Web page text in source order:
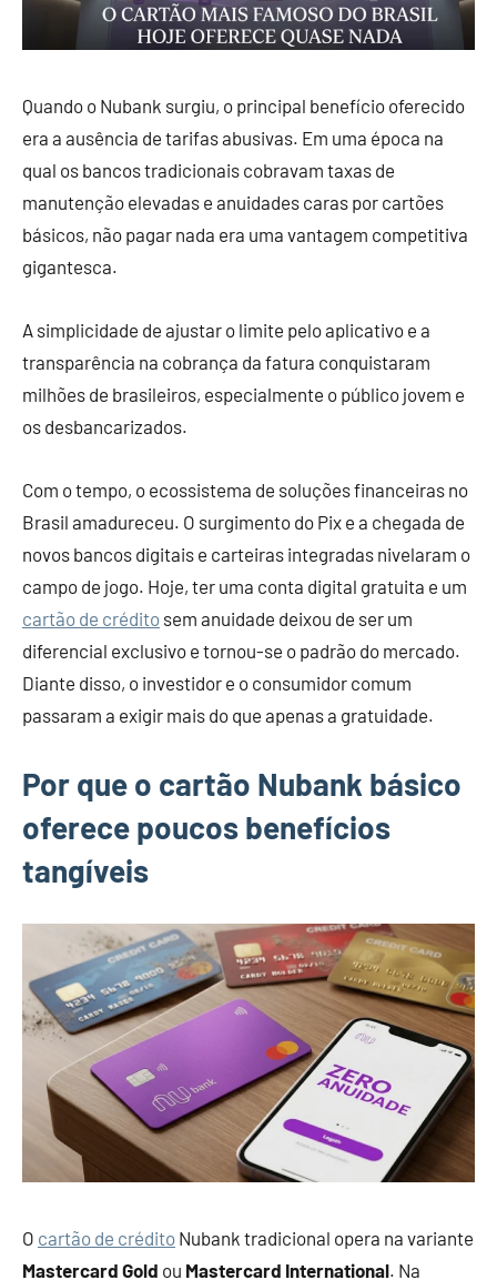
Quando o Nubank surgiu, o principal benefício oferecido
era a ausência de tarifas abusivas. Em uma época na
qual os bancos tradicionais cobravam taxas de
manutenção elevadas e anuidades caras por cartões
básicos, não pagar nada era uma vantagem competitiva
gigantesca.
A simplicidade de ajustar o limite pelo aplicativo e a
transparência na cobrança da fatura conquistaram
milhões de brasileiros, especialmente o público jovem e
os desbancarizados.
Com o tempo, o ecossistema de soluções financeiras no
Brasil amadureceu. O surgimento do Pix e a chegada de
novos bancos digitais e carteiras integradas nivelaram o
campo de jogo. Hoje, ter uma conta digital gratuita e um
cartão de crédito sem anuidade deixou de ser um
diferencial exclusivo e tornou-se o padrão do mercado.
Diante disso, o investidor e o consumidor comum
passaram a exigir mais do que apenas a gratuidade.
Por que o cartão Nubank básico
oferece poucos benefícios
tangíveis
O cartão de crédito Nubank tradicional opera na variante
Mastercard Gold ou Mastercard International. Na